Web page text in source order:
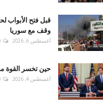
قبل فتح الأبواب
وقف مع سوريا
أغسطس 6, 2026
حين تخسر القوة
أغسطس 4, 2026